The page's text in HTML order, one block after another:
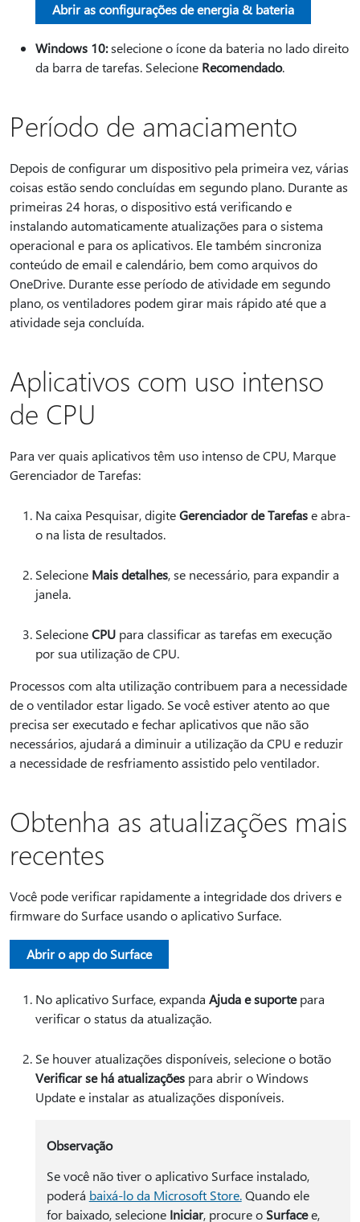
Abrir as configurações de energia & bateria
Windows 10:selecione o ícone da bateria no lado direito
da barra de tarefas. Selecione Recomendado.
Período de amaciamento
Depois de configurar um dispositivo pela primeira vez, várias
coisas estão sendo concluídas em segundo plano. Durante as
primeiras 24 horas, o dispositivo está verificando e
instalando automaticamente atualizações para o sistema
operacional e para os aplicativos. Ele também sincroniza
conteúdo de email e calendário, bem como arquivos do
OneDrive. Durante esse período de atividade em segundo
plano, os ventiladores podem girar mais rápido até que a
atividade seja concluída.
Aplicativos com uso intenso
de CPU
Para ver quais aplicativos têm uso intenso de CPU, Marque
Gerenciador de Tarefas:
Na caixa Pesquisar, digiteGerenciador de Tarefase abra-
o na lista de resultados.
Selecione Mais detalhes, se necessário, para expandir a
janela.
SelecioneCPU para classificar as tarefas em execução
por sua utilização de CPU.
Processos com alta utilização contribuem para a necessidade
de o ventilador estar ligado. Se você estiver atento ao que
precisa ser executado e fechar aplicativos que não são
necessários, ajudará a diminuir a utilização da CPU e reduzir
a necessidade de resfriamento assistido pelo ventilador.
Obtenha as atualizações mais
recentes
Você pode verificar rapidamente a integridade dos drivers e
firmware do Surface usando o aplicativo Surface.
Abrir o app do Surface
No aplicativo Surface, expanda Ajuda e suportepara
verificar o status da atualização.
Se houver atualizações disponíveis, selecione o botão
Verificar se há atualizações para abrir o Windows
Update e instalar as atualizações disponíveis.
Observação
Se você não tiver o aplicativo Surface instalado,
poderá baixá-lo da Microsoft Store.Quando ele
for baixado, selecione Iniciar, procure o Surfacee,